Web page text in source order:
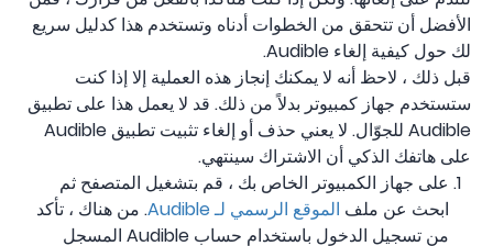
الأفضل أن تتحقق من الخطوات أدناه وتستخدم هذا كدليل سريع
لك حول كيفية إلغاء Audible.
قبل ذلك ، لاحظ أنه لا يمكنك إنجاز هذه العملية إلا إذا كنت
ستستخدم جهاز كمبيوتر بدلاً من ذلك. قد لا يعمل هذا على تطبيق
Audible للجوّال. لا يعني حذف أو إلغاء تثبيت تطبيق Audible
على هاتفك الذكي أن الاشتراك سينتهي.
على جهاز الكمبيوتر الخاص بك ، قم بتشغيل المتصفح ثم
ابحث عن ملف الموقع الرسمي لـ Audible
. من هناك ، تأكد
من تسجيل الدخول باستخدام حساب Audible المسجل